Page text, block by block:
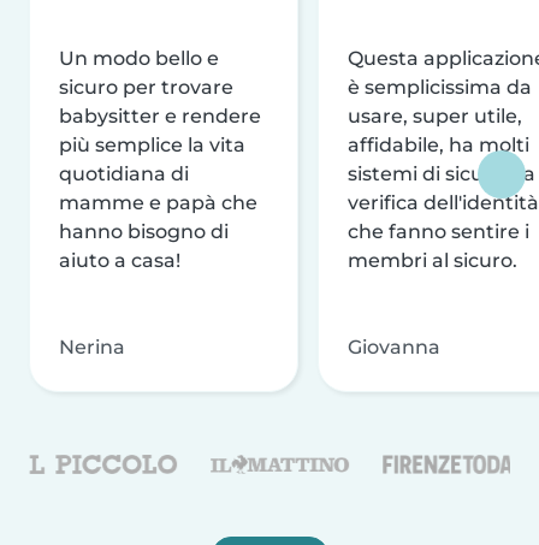
Un modo bello e
sicuro per trovare
babysitter e rendere
più semplice la vita
quotidiana di
mamme e papà che
hanno bisogno di
aiuto a casa!
Nerina
Questa
è semplicissima da
usare, super utile,
affidabile, ha molti
sistemi di sicurezza
verifica dell'identità
che fanno sentire i
membri al sicuro.
Giovanna